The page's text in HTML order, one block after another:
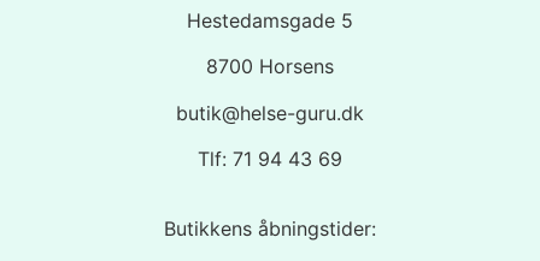
Hestedamsgade 5
8700 Horsens
butik@helse-guru.dk
Tlf: 71 94 43 69
Butikkens åbningstider: